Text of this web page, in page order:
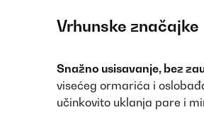
Vrhunske značajke
Snažno usisavanje, bez
visećeg ormarića i
učinkovito uklanja pare i